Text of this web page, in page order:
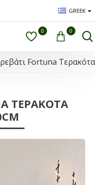
GREEK
0 0
Fortuna
ΤΕΡΑΚΌΤΑ